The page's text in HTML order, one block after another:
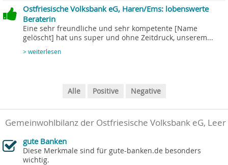
Ostfriesische Volksbank eG, Haren/Ems: lobenswerte
Beraterin
Eine sehr freundliche und sehr kompetente [Name
gelöscht] hat uns super und ohne Zeitdruck, unserem...
> weiterlesen
Alle Positive Negative
Gemeinwohlbilanz der Ostfriesische Volksbank eG, Leer
gute Banken
Diese Merkmale sind für gute-banken.de besonders
wichtig.